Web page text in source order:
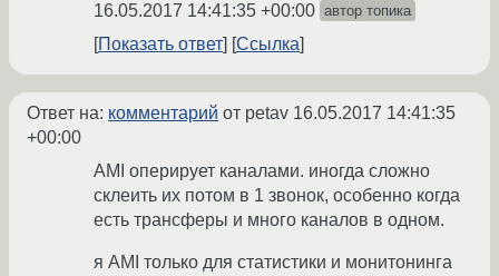
16.05.2017 14:41:35 +00:00 автор топика
Показать ответ Ссылка
Ответ на: комментарий от petav 16.05.2017 14:41:35
+00:00
AMI оперирует каналами. иногда сложно
склеить их потом в 1 звонок, особенно когда
есть трансферы и много каналов в одном.
я AMI только для статистики и монитонинга